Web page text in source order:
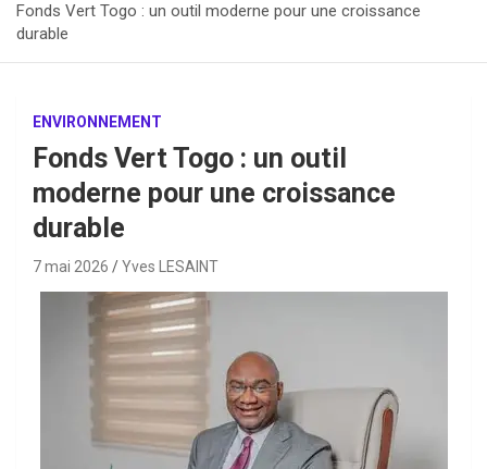
Fonds Vert Togo : un outil moderne pour une croissance
durable
ENVIRONNEMENT
Fonds Vert Togo : un outil
moderne pour une croissance
durable
7 mai 2026 Yves LESAINT